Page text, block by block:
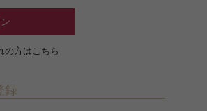
の方はこちら
録